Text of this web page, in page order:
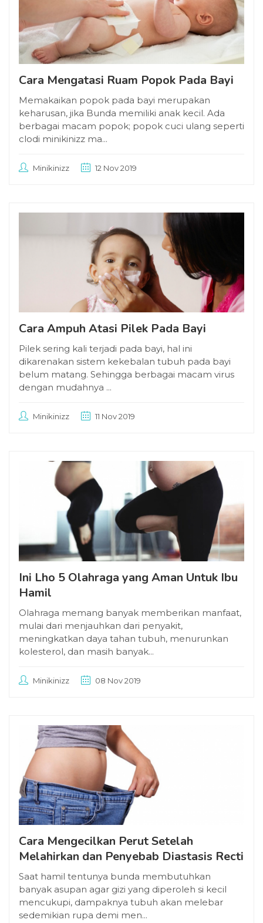
Cara Mengatasi Ruam Popok Pada Bayi
Memakaikan popok pada bayi merupakan
keharusan, jika Bunda memiliki anak kecil. Ada
berbagai macam popok; popok cuci ulang seperti
clodi minikinizz ma...
Minikinizz 12 Nov 2019
Cara Ampuh Atasi Pilek Pada Bayi
Pilek sering kali terjadi pada bayi, hal ini
dikarenakan sistem kekebalan tubuh pada bayi
belum matang. Sehingga berbagai macam virus
dengan mudahnya ...
Minikinizz 11 Nov 2019
Ini Lho 5 Olahraga yang Aman Untuk Ibu
Hamil
Olahraga memang banyak memberikan manfaat,
mulai dari menjauhkan dari penyakit,
meningkatkan daya tahan tubuh, menurunkan
kolesterol, dan masih banyak...
Minikinizz 08 Nov 2019
Cara Mengecilkan Perut Setelah
Melahirkan dan Penyebab Diastasis Recti
Saat hamil tentunya bunda membutuhkan
banyak asupan agar gizi yang diperoleh si kecil
mencukupi, dampaknya tubuh akan melebar
sedemikian rupa demi men...